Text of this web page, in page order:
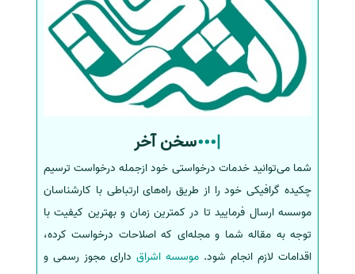
سخن آخر
شما می‌توانید خدمات درخواستی خود ازجمله درخواست ترسیم
چکیده گرافیکی خود را از طریق راه‌های ارتباطی با کارشناسان
موسسه ارسال فرمایید تا در کمترین زمان و بهترین کیفیت با
توجه به مقاله شما و مجله‌ای که اصلاحات درخواست کرده،
اقدامات لازم انجام شود. موسسه اشراق دارای مجوز رسمی و